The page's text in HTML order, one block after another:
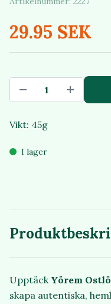
29.95 SEK
Vikt: 45g
I lager
Upptäck Yörem
skapa autentiska,